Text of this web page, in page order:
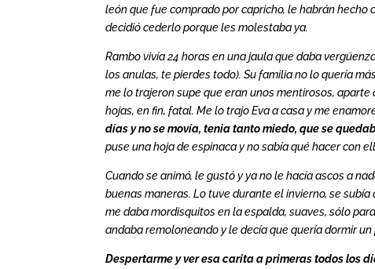
león que fue comprado por capricho, le habrán hecho
decidió cederlo porque les molestaba ya.
Rambo vivía 24 horas en una jaula que daba
los anulas, te pierdes todo). Su familia no lo quería
me lo trajeron supe que eran unos mentirosos,
hojas, en fin, fatal. Me lo trajo Eva a casa y me
días y no se movía, tenia tanto miedo, que se
puse una hoja de espinaca y no sabía qué hacer con
Cuando se animó, le gustó y ya no le hacía ascos a
buenas maneras. Lo tuve durante el invierno, se
me daba mordisquitos en la espalda, suaves, sólo
andaba remoloneando y le decía que quería dormir
Despertarme y ver esa carita a primeras todos los